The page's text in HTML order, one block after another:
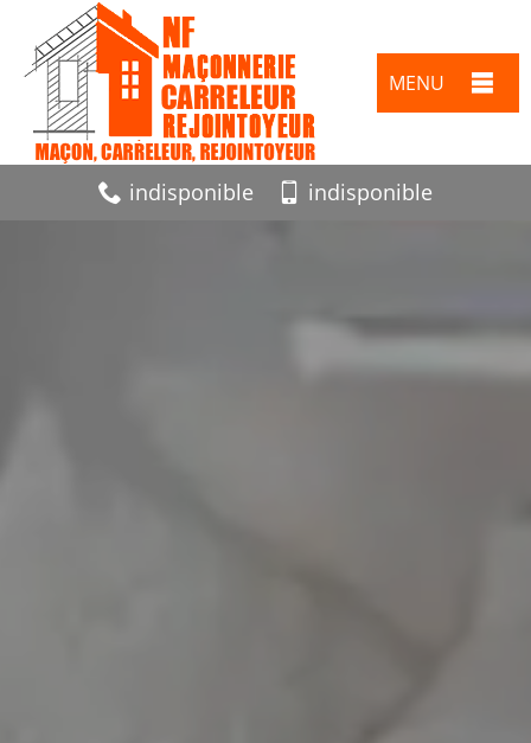
MENU
indisponible indisponible